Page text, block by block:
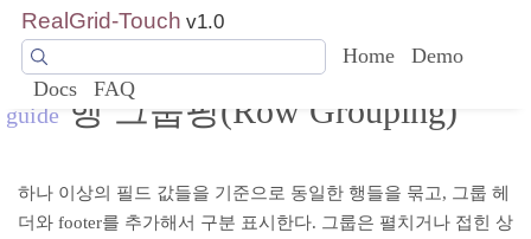
RealGrid-Touch v1.0
Home
Demo
Docs
FAQ
guide 행 그룹핑(Row Grouping)
하나 이상의 필드 값들을 기준으로 동일한 행들을 묶고, 그룹 헤
더와 footer를 추가해서 구분 표시한다. 그룹은 펼치거나 접힌 상